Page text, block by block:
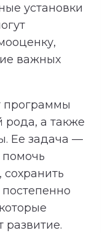
установки
важных
программы
а также
Ее задача —
помочь